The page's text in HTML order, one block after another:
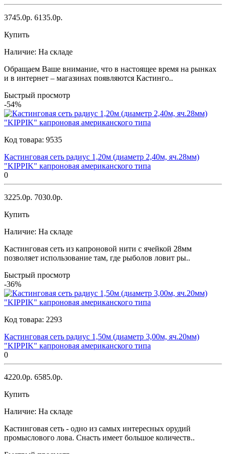
3745.0р. 6135.0р.
Купить
Наличие: На складе
Обращаем Ваше внимание, что в настоящее время на рынках
и в интернет – магазинах появляются Кастинго..
Быстрый просмотр
-54%
Код товара: 9535
Кастинговая сеть радиус 1,20м (диаметр 2,40м, яч.28мм)
"KIPPIK" капроновая американского типа
0
3225.0р. 7030.0р.
Купить
Наличие: На складе
Кастинговая сеть из капроновой нити с ячейкой 28мм
позволяет использование там, где рыболов ловит ры..
Быстрый просмотр
-36%
Код товара: 2293
Кастинговая сеть радиус 1,50м (диаметр 3,00м, яч.20мм)
"KIPPIK" капроновая американского типа
0
4220.0р. 6585.0р.
Купить
Наличие: На складе
Кастинговая сеть - одно из самых интересных орудий
промыслового лова. Снасть имеет большое количеств..